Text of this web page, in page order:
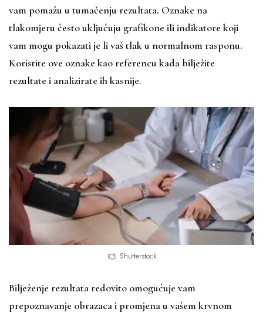
vam pomažu u tumačenju rezultata. Oznake na
tlakomjeru često uključuju grafikone ili indikatore koji
vam mogu pokazati je li vaš tlak u normalnom rasponu.
Koristite ove oznake kao referencu kada bilježite
rezultate i analizirate ih kasnije.
Shutterstock
Bilježenje rezultata redovito omogućuje vam
prepoznavanje obrazaca i promjena u vašem krvnom